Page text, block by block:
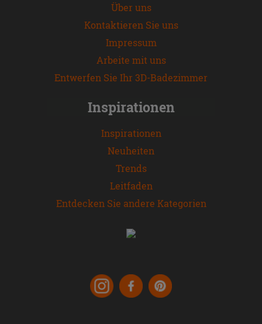
Über uns
Kontaktieren Sie uns
Impressum
Arbeite mit uns
Entwerfen Sie Ihr 3D-Badezimmer
Inspirationen
Inspirationen
Neuheiten
Trends
Leitfaden
Entdecken Sie andere Kategorien